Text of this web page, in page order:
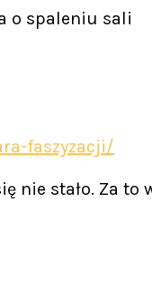
o spaleniu sali
faszyzacji/
nie stało. Za to